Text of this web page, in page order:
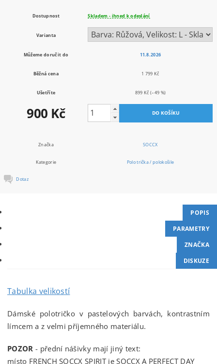
Dostupnost Skladem - ihned k odeslání
Varianta
Můžeme doručit do 11.8.2026
Běžná cena 1 799 Kč
Ušetříte 899 Kč (–49 %)
900 Kč
Značka SOCCX
Kategorie Polo trička / polokošile
Dotaz
POPIS
PARAMETRY
ZNAČKA
DISKUZE
Tabulka velikostí
Dámské polotričko v pastelových barvách, kontrastním
límcem a z velmi příjemného materiálu.
POZOR - přední nášivky mají jiný text:
místo FRENCH SOCCX SPIRIT je SOCCX A PERFECT DAY